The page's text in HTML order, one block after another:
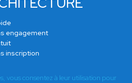
engagement
inscription
vous consentez à leur utilisation pour